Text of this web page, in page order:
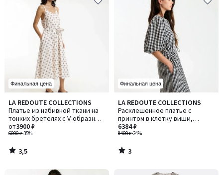
Финальная цена
LA REDOUTE COLLECTIONS
Платье из набивной ткани на
тонких бретелях с V-образным
вырезом
6000 ₽-35%
от3900 ₽
3,5
/ 5
3,5
/
Финальная цена
LA REDOUTE COLLECTIONS
Расклешенное платье c
принтом в клетку виши,
короткие рукава-баллоны
8400 ₽-24%
6384 ₽
3
/
5
3
/